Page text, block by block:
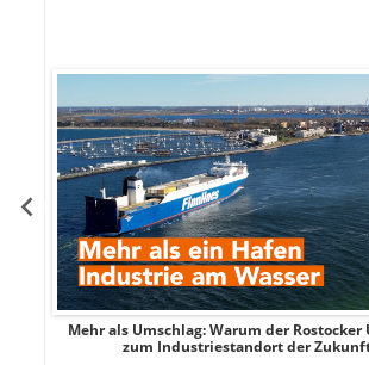
Mehr als Umschlag: Warum der Rostocker
zum Industriestandort der